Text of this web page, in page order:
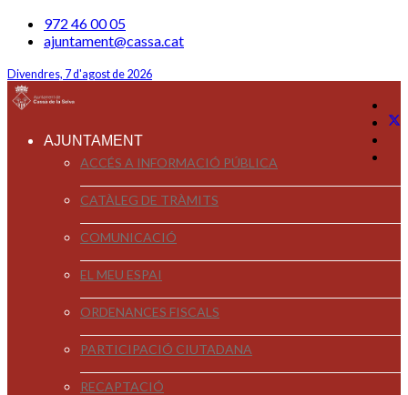
972 46 00 05
ajuntament@cassa.cat
Divendres, 7 d'agost de 2026
AJUNTAMENT
ACCÉS A INFORMACIÓ PÚBLICA
CATÀLEG DE TRÀMITS
COMUNICACIÓ
EL MEU ESPAI
ORDENANCES FISCALS
PARTICIPACIÓ CIUTADANA
RECAPTACIÓ